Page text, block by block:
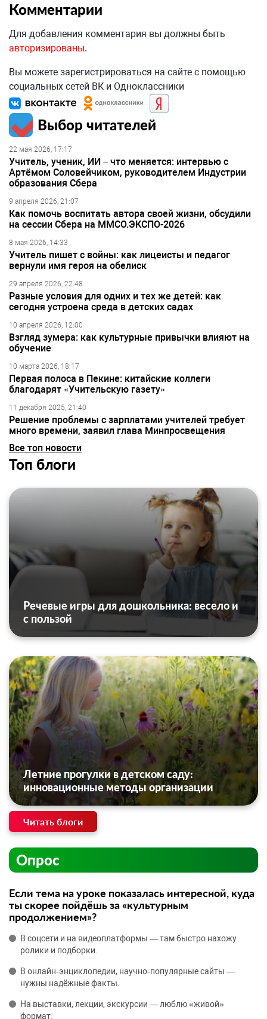
Комментарии
Для добавления комментария вы должны быть
авторизированы.
Вы можете зарегистрироваться на сайте с помощью
социальных сетей ВК и Одноклассники
Выбор читателей
22 мая 2026, 17:17
Учитель, ученик, ИИ – что меняется: интервью с
Артёмом Соловейчиком, руководителем Индустрии
образования Сбера
9 апреля 2026, 21:07
Как помочь воспитать автора своей жизни, обсудили
на сессии Сбера на ММСО.ЭКСПО-2026
8 мая 2026, 14:33
Учитель пишет с войны: как лицеисты и педагог
вернули имя героя на обелиск
29 апреля 2026, 22:48
Разные условия для одних и тех же детей: как
сегодня устроена среда в детских садах
10 апреля 2026, 12:00
Взгляд зумера: как культурные привычки влияют на
обучение
10 марта 2026, 18:17
Первая полоса в Пекине: китайские коллеги
благодарят «Учительскую газету»
11 декабря 2025, 21:40
Решение проблемы с зарплатами учителей требует
много времени, заявил глава Минпросвещения
Все топ новости
Топ блоги
Речевые игры для дошкольника: весело и
с пользой
Летние прогулки в детском саду:
инновационные методы организации
Читать блоги
Опрос
Если тема на уроке показалась интересной, куда
ты скорее пойдёшь за «культурным
продолжением»?
В соцсети и на видеоплатформы — там быстро нахожу
ролики и подборки.
В онлайн‑энциклопедии, научно‑популярные сайты —
нужны надёжные факты.
На выставки, лекции, экскурсии — люблю «живой»
формат.